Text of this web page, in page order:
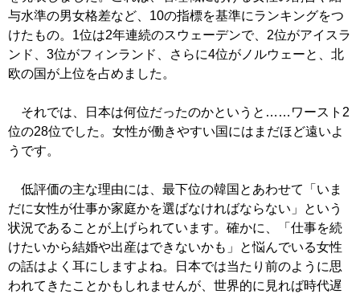
与水準の男女格差など、10の指標を基準にランキングをつ
けたもの。1位は2年連続のスウェーデンで、2位がアイスラ
ンド、3位がフィンランド、さらに4位がノルウェーと、北
欧の国が上位を占めました。
それでは、日本は何位だったのかというと……ワースト2
位の28位でした。女性が働きやすい国にはまだほど遠いよ
うです。
低評価の主な理由には、最下位の韓国とあわせて「いま
だに女性が仕事か家庭かを選ばなければならない」という
状況であることが上げられています。確かに、「仕事を続
けたいから結婚や出産はできないかも」と悩んでいる女性
の話はよく耳にしますよね。日本では当たり前のように思
われてきたことかもしれませんが、世界的に見れば時代遅